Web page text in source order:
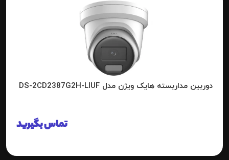
دوربین مداربسته هایک ویژن مدل DS-2CD2387G2H-LIUF
تماس بگیرید